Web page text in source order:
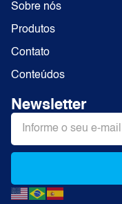
Sobre nós
Produtos
Contato
Conteúdos
Newsletter
Alternative: